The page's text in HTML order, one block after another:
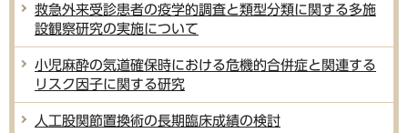
救急外来受診患者の疫学的調査と類型分類に関する多施
設観察研究の実施について
小児麻酔の気道確保時における危機的合併症と関連する
リスク因子に関する研究
人工股関節置換術の長期臨床成績の検討